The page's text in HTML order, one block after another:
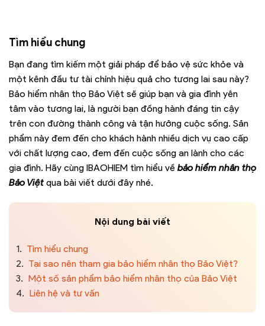
Tìm hiểu chung
Bạn đang tìm kiếm một giải pháp để bảo vệ sức khỏe và
một kênh đầu tư tài chính hiệu quả cho tương lai sau này?
Bảo hiểm nhân thọ Bảo Việt sẽ giúp bạn và gia đình yên
tâm vào tương lai, là người bạn đồng hành đáng tin cậy
trên con đường thành công và tận hưởng cuộc sống. Sản
phẩm này đem đến cho khách hành nhiều dịch vụ cao cấp
với chất lượng cao, đem đến cuộc sống an lành cho các
gia đình. Hãy cùng IBAOHIEM tìm hiểu về bảo hiểm nhân thọ
Bảo Việtqua bài viết dưới đây nhé.
Nội dung bài viết
1. Tìm hiểu chung
2. Tại sao nên tham gia bảo hiểm nhân thọ Bảo Việt?
3. Một số sản phẩm bảo hiểm nhân thọ của Bảo Việt
4. Liên hệ và tư vấn